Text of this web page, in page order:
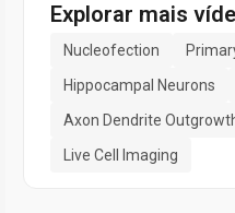
Explorar mais
Nucleofection
Hippocampal Neurons
Axon Dendrite
Live Cell Imaging